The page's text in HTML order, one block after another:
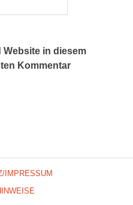
Website in diesem
Kommentar
IMPRESSUM